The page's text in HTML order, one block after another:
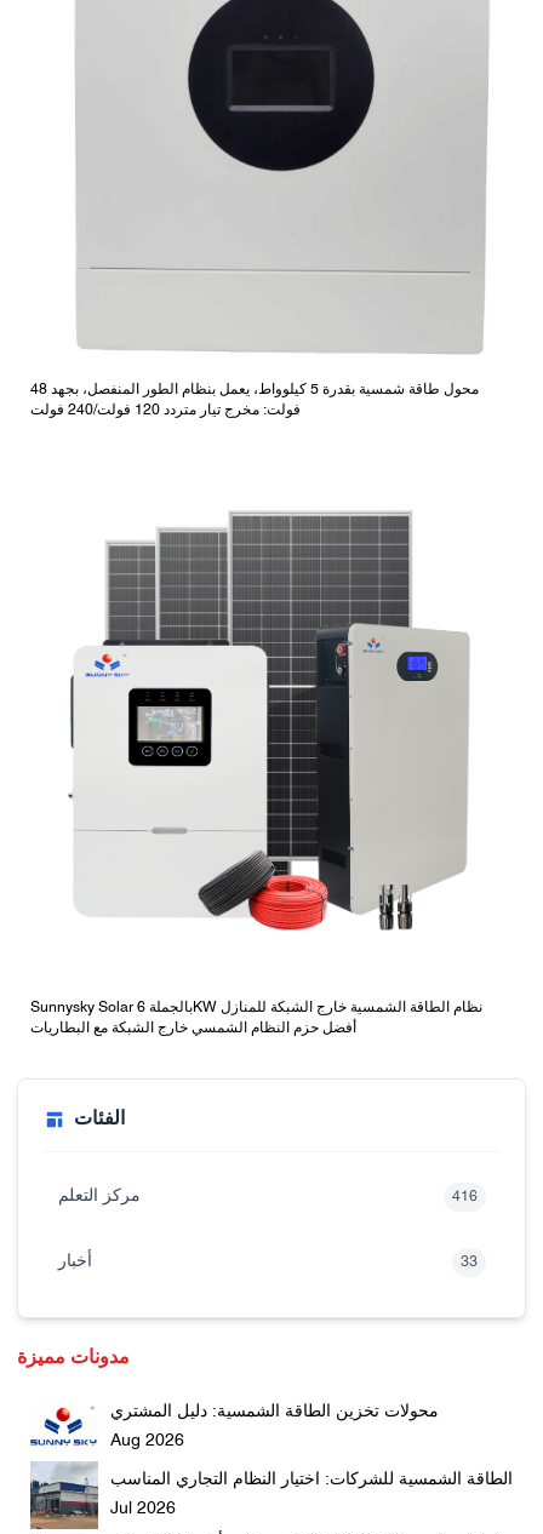
محول طاقة شمسية بقدرة 5 كيلوواط، يعمل بنظام الطور المنفصل، بجهد 48
فولت: مخرج تيار متردد 120 فولت/240 فولت
Sunnysky Solar بالجملة 6KW نظام الطاقة الشمسية خارج الشبكة للمنازل
أفضل حزم النظام الشمسي خارج الشبكة مع البطاريات
الفئات
مركز التعلم 416
أخبار 33
مدونات مميزة
محولات تخزين الطاقة الشمسية: دليل المشتري
Aug 2026
الطاقة الشمسية للشركات: اختيار النظام التجاري المناسب
Jul 2026